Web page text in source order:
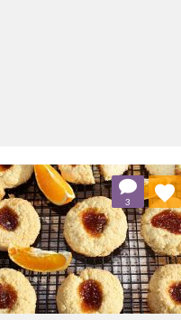
3
Dodaj do ulubionych
Wybierz listę: